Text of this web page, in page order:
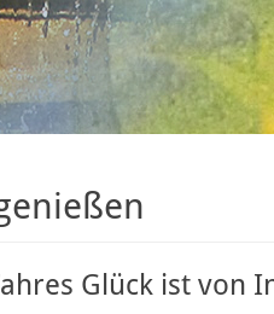
Glück ist von